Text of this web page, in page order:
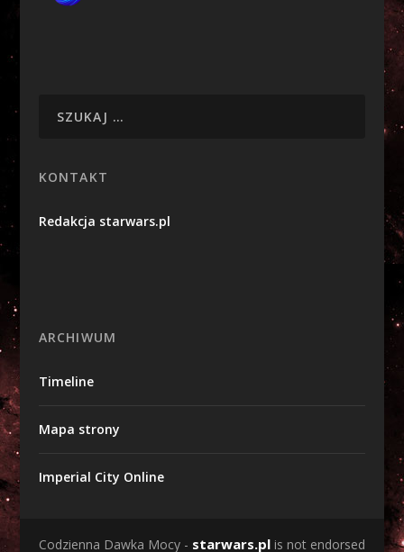
KONTAKT
Redakcja starwars.pl
ARCHIWUM
Timeline
Mapa strony
Imperial City Online
Codzienna Dawka Mocy - starwars.plis not endorsed